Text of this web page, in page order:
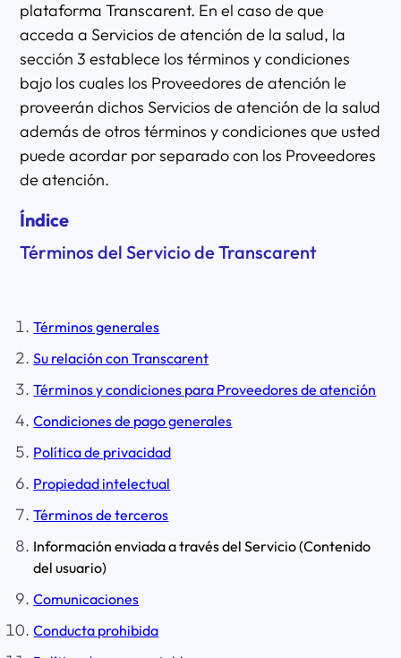
plataforma Transcarent. En el caso de que
acceda a Servicios de atención de la salud, la
sección 3 establece los términos y condiciones
bajo los cuales los Proveedores de atención le
proveerán dichos Servicios de atención de la salud
además de otros términos y condiciones que usted
puede acordar por separado con los Proveedores
de atención.
Índice
Términos del Servicio de Transcarent
Términos generales
Su relación con Transcarent
Términos y condiciones para Proveedores de atención
Condiciones de pago generales
Política de privacidad
Propiedad intelectual
Términos de terceros
Información enviada a través del Servicio (Contenido
del usuario)
Comunicaciones
Conducta prohibida